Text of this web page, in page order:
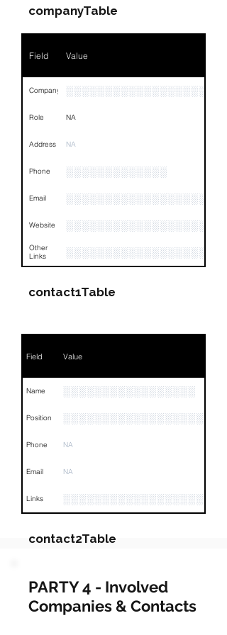
Position
Phone NA
Email
Links NA
companyTable
Field Value
Company
Role NA
Address NA
Phone ░░░░░░░░░░░░░
Email ░░░░░░░░░░░░░░░░░░░
Website ░░░░░░░░░░░░░░░░░░░░
Other
Links
contact1Table
Field Value
Name ░░░░░░░░░░░░░░░░░
Position ░░░░░░░░░░░░░░░░░░░
Phone NA
Email NA
Links
contact2Table
Field Value
Name
PARTY 4 - Involved
Companies & Contacts